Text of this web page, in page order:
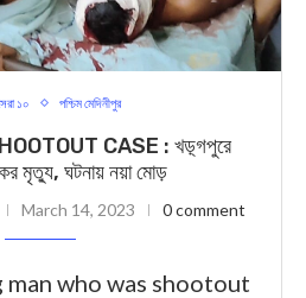
১০ পশ্চিম মেদিনীপুর
CASE : খড়্গপুরে
মৃত্যু, ঘটনায় নয়া মোড়
March 14, 2023 0 comment
man who was shootout